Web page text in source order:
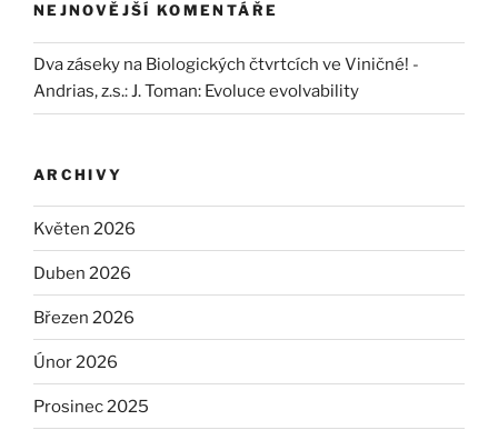
NEJNOVĚJŠÍ KOMENTÁŘE
Dva záseky na Biologických čtvrtcích ve Viničné! -
Andrias, z.s.:J. Toman: Evoluce evolvability
ARCHIVY
Květen 2026
Duben 2026
Březen 2026
Únor 2026
Prosinec 2025